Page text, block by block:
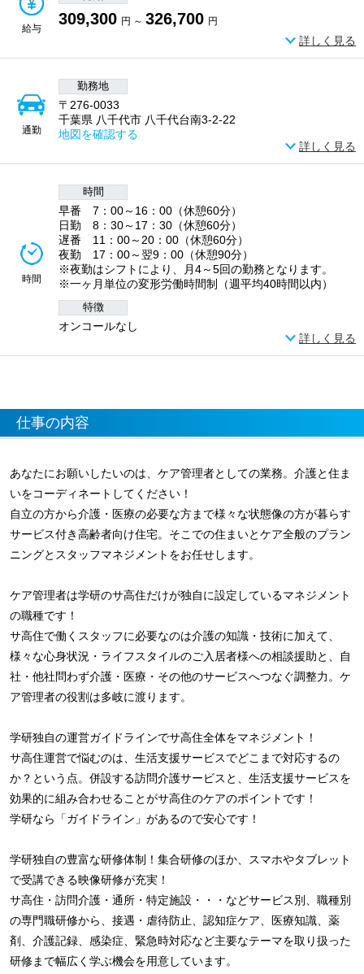
給与
309,300 円 ～ 326,700 円
詳しく見る
通勤
勤務地
〒276-0033
千葉県 八千代市 八千代台南3-2-22
地図を確認する
詳しく見る
時間
時間
早番 7：00～16：00（休憩60分）
日勤 8：30～17：30（休憩60分）
遅番 11：00～20：00（休憩60分）
夜勤 17：00～翌9：00（休憩90分）
※夜勤はシフトにより、月4～5回の勤務となります。
※一ヶ月単位の変形労働時間制（週平均40時間以内）
特徴
オンコールなし
詳しく見る
仕事の内容
あなたにお願いしたいのは、ケア管理者としての業務。介護と住ま
いをコーディネートしてください！
自立の方から介護・医療の必要な方まで様々な状態像の方が暮らす
サービス付き高齢者向け住宅。そこでの住まいとケア全般のプラン
ニングとスタッフマネジメントをお任せします。
ケア管理者は学研のサ高住だけが独自に設定しているマネジメント
の職種です！
サ高住で働くスタッフに必要なのは介護の知識・技術に加えて、
様々な心身状況・ライフスタイルのご入居者様への相談援助と、自
社・他社問わず介護・医療・その他のサービスへつなぐ調整力。ケ
ア管理者の役割は多岐に渡ります。
学研独自の運営ガイドラインでサ高住全体をマネジメント！
サ高住運営で悩むのは、生活支援サービスでどこまで対応するの
か？という点。併設する訪問介護サービスと、生活支援サービスを
効果的に組み合わせることがサ高住のケアのポイントです！
学研なら「ガイドライン」があるので安心です！
学研独自の豊富な研修体制！集合研修のほか、スマホやタブレット
で受講できる映像研修が充実！
サ高住・訪問介護・通所・特定施設・・・などサービス別、職種別
の専門職研修から、接遇・虐待防止、認知症ケア、医療知識、薬
剤、介護記録、感染症、緊急時対応など主要なテーマを取り扱った
研修まで幅広く学ぶ機会を用意しています。